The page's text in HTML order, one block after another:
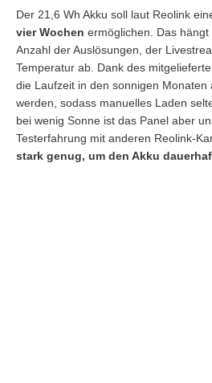
Der 21,6 Wh Akku soll laut Reolink
vier Wochen ermöglichen. Das
Anzahl der Auslösungen, der
Temperatur ab. Dank des
die Laufzeit in den sonnigen
werden, sodass manuelles Laden
bei wenig Sonne ist das Panel aber
Testerfahrung mit anderen Reolink-
stark genug, um den Akku